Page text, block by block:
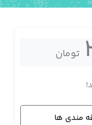
تومان
مندی ها